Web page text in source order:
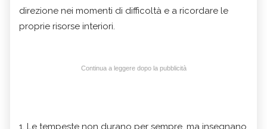
direzione nei momenti di difficoltà e a ricordare le
proprie risorse interiori.
Continua a leggere dopo la pubblicità
1. Le tempeste non durano per sempre, ma insegnano